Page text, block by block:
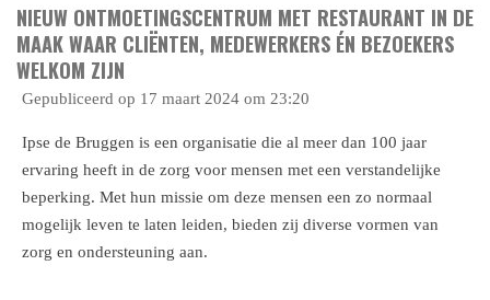
NIEUW ONTMOETINGSCENTRUM MET RESTAURANT IN DE
MAAK WAAR CLIËNTEN, MEDEWERKERS ÉN BEZOEKERS
WELKOM ZIJN
Gepubliceerd op 17 maart 2024 om 23:20
Ipse de Bruggen is een organisatie die al meer dan 100 jaar
ervaring heeft in de zorg voor mensen met een verstandelijke
beperking. Met hun missie om deze mensen een zo normaal
mogelijk leven te laten leiden, bieden zij diverse vormen van
zorg en ondersteuning aan.